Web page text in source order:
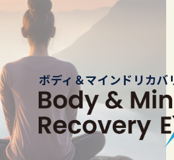
ボディ＆マインドリカバ